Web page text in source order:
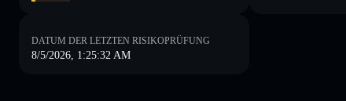
DATUM DER LETZTEN RISIKOPRÜFUNG
8/5/2026, 1:25:32 AM